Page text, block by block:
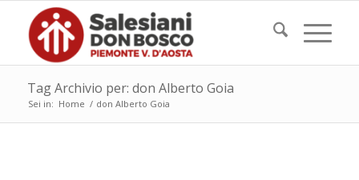
Tag Archivio per: don Alberto Goia
Sei in: Home / don Alberto Goia